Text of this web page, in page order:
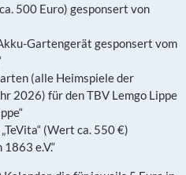
500 Euro) gesponsert von
Gartengerät gesponsert vom
(alle Heimspiele der
2026) für den TBV Lemgo Lippe
(Wert ca. 550 €)
e.V.“